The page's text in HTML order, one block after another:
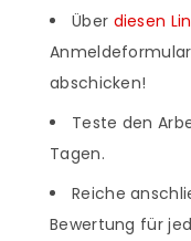
Über diesen
abschicken!
Teste den
Tagen.
Reiche
Bewertung für